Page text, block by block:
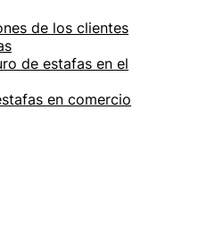
de los clientes
de estafas en el
en comercio